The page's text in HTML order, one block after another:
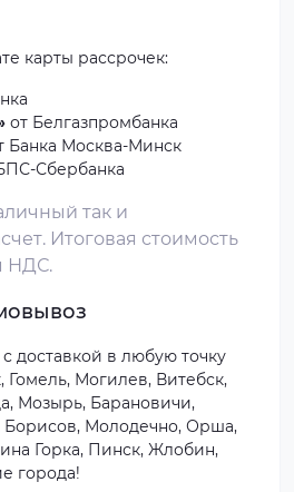
карты рассрочек:
от Белгазпромбанка
Банка Москва-Минск
Сбербанка
так и
Итоговая стоимость
НДС.
доставкой в любую точку
Гомель, Могилев, Витебск,
Мозырь, Барановичи,
Борисов, Молодечно, Орша,
Горка, Пинск, Жлобин,
города!